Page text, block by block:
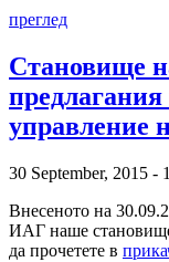
преглед
Становище
управление
30 September, 2015 -
Внесеното на
ИАГ наше
да прочетете в